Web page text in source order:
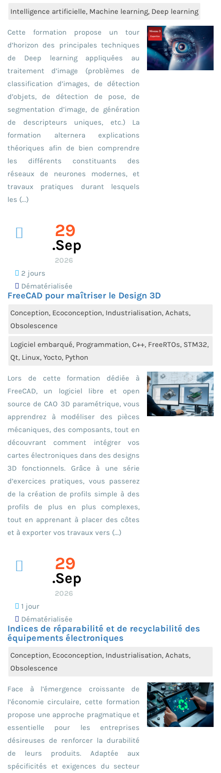
Intelligence artificielle, Machine learning, Deep learning
Cette formation propose un tour
d’horizon des principales techniques
de Deep learning appliquées au
traitement d’image (problèmes de
classification d’images, de détection
d’objets, de détection de pose, de
segmentation d’image, de génération
de descripteurs uniques, etc.) La
formation alternera explications
théoriques afin de bien comprendre
les différents constituants des
réseaux de neurones modernes, et
travaux pratiques durant lesquels
les (...)
29
.sep
2026
2 jours
Dématérialisée
FreeCAD pour maîtriser le Design 3D
Conception, Ecoconception, Industrialisation, Achats,
Obsolescence
Logiciel embarqué, Programmation, C++, FreeRTOs, STM32,
Qt, Linux, Yocto, Python
Lors de cette formation dédiée à
FreeCAD, un logiciel libre et open
source de CAO 3D paramétrique, vous
apprendrez à modéliser des pièces
mécaniques, des composants, tout en
découvrant comment intégrer vos
cartes électroniques dans des designs
3D fonctionnels. Grâce à une série
d’exercices pratiques, vous passerez
de la création de profils simple à des
profils de plus en plus complexes,
tout en apprenant à placer des côtes
et à exporter vos travaux vers (...)
29
.sep
2026
1 jour
Dématérialisée
Indices de réparabilité et de recyclabilité des
équipements électroniques
Conception, Ecoconception, Industrialisation, Achats,
Obsolescence
Face à l’émergence croissante de
l’économie circulaire, cette formation
propose une approche pragmatique et
essentielle pour les entreprises
désireuses de renforcer la durabilité
de leurs produits. Adaptée aux
spécificités et exigences du secteur